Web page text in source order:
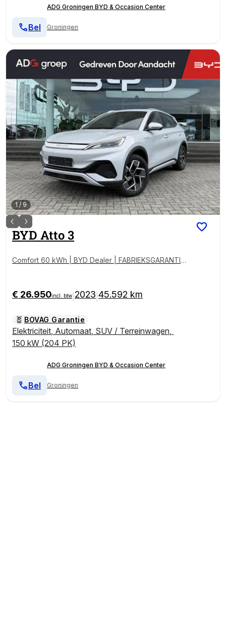
ADG Groningen BYD & Occasion Center
Groningen
Bel
1/9
BYD Atto 3
Comfort 60 kWh | BYD Dealer | FABRIEKSGARANTIE |
€ 26.950incl. btw 2023 45.592 km
BOVAG Garantie
Elektriciteit, Automaat, SUV / Terreinwagen,
150 kW (204 PK)
ADG Groningen BYD & Occasion Center
Groningen
Bel